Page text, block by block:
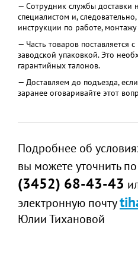
— Сотрудник службы доставки
специалистом и,
инструкции по работе,
— Часть товаров поставляется
заводской упаковкой. Это
гарантийных талонов.
— Доставляем до подъезда,
заранее оговаривайте этот
Подробнее об
вы можете уточнить
(3452) 68-43-43
электронную почту
Юлии Тихановой